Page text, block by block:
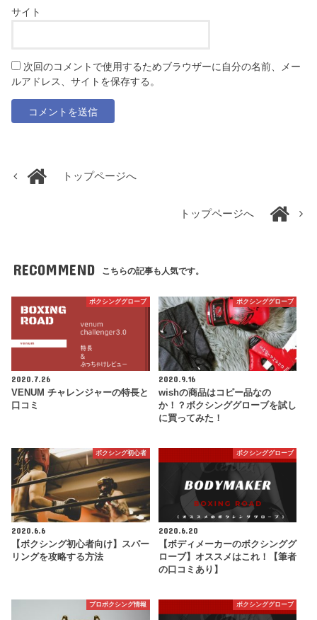
サイト
次回のコメントで使用するためブラウザーに自分の名前、メー
ルアドレス、サイトを保存する。
トップページへ
トップページへ
RECOMMEND こちらの記事も人気です。
ボクシンググローブ
2020.7.26
VENUM チャレンジャーの特長と
口コミ
ボクシンググローブ
2020.9.16
wishの商品はコピー品なの
か！？ボクシンググローブを試し
に買ってみた！
ボクシング初心者
2020.6.6
【ボクシング初心者向け】スパー
リングを攻略する方法
ボクシンググローブ
2020.6.20
【ボディメーカーのボクシンググ
ローブ】オススメはこれ！【筆者
の口コミあり】
プロボクシング情報 ボクシンググローブ